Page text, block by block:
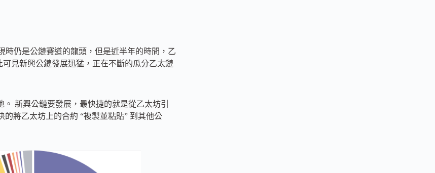
時仍是公鏈賽道的龍頭，但是近半年的時間，乙
可見新興公鏈發展迅猛，正在不斷的瓜分乙太鏈
新興公鏈要發展，最快捷的就是從乙太坊引
將乙太坊上的合約 “複製並粘貼” 到其他公